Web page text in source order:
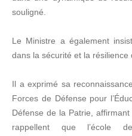
souligné.
Le Ministre a également
dans la sécurité et la
Il a exprimé sa
Forces de Défense pour
Défense de la Patrie,
rappellent que l’école